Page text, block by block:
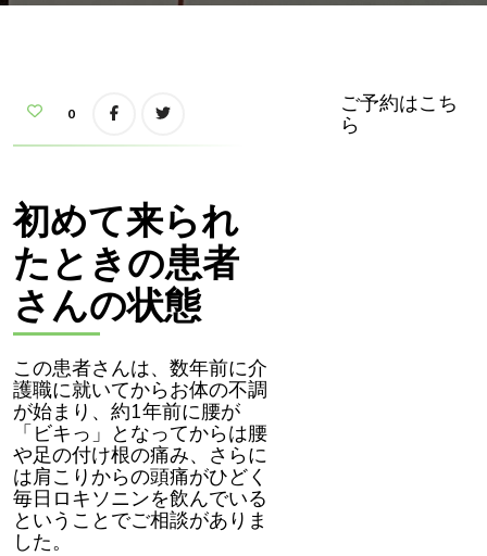
回
な
い
0
初めて来られ
たときの患者
さんの状態
この患者さんは、数年前に介
護職に就いてからお体の不調
が始まり、約1年前に腰が
「ビキっ」となってからは腰
や足の付け根の痛み、さらに
は肩こりからの頭痛がひどく
毎日ロキソニンを飲んでいる
ということでご相談がありま
した。
ご予約はこち
ら